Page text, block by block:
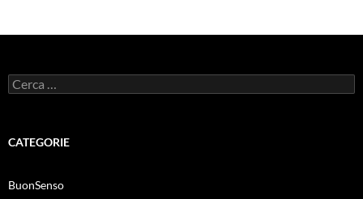
Ricerca
per:
CATEGORIE
BuonSenso